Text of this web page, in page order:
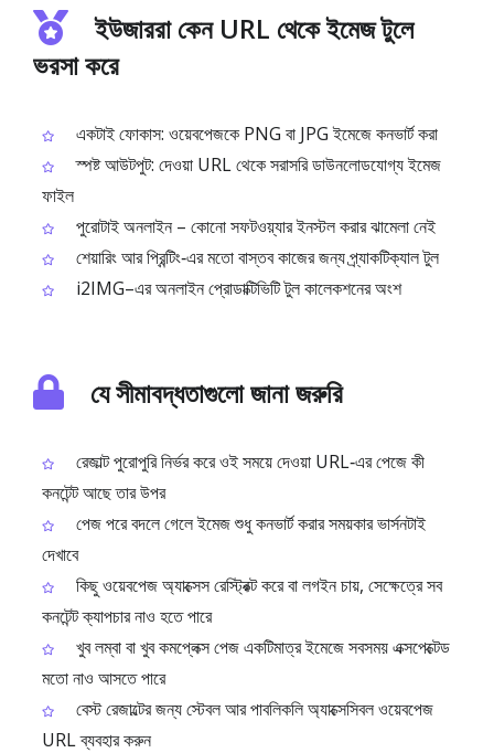
ইউজাররা কেন URL থেকে ইমেজ টুলে
ভরসা করে
একটাই ফোকাস: ওয়েবপেজকে PNG বা JPG ইমেজে কনভার্ট করা
স্পষ্ট আউটপুট: দেওয়া URL থেকে সরাসরি ডাউনলোডযোগ্য ইমেজ
ফাইল
পুরোটাই অনলাইন – কোনো সফটওয়্যার ইনস্টল করার ঝামেলা নেই
শেয়ারিং আর প্রিন্টিং‑এর মতো বাস্তব কাজের জন্য প্র্যাকটিক্যাল টুল
i2IMG–এর অনলাইন প্রোডাক্টিভিটি টুল কালেকশনের অংশ
যে সীমাবদ্ধতাগুলো জানা জরুরি
রেজাল্ট পুরোপুরি নির্ভর করে ওই সময়ে দেওয়া URL‑এর পেজে কী
কনটেন্ট আছে তার উপর
পেজ পরে বদলে গেলে ইমেজ শুধু কনভার্ট করার সময়কার ভার্সনটাই
দেখাবে
কিছু ওয়েবপেজ অ্যাক্সেস রেস্ট্রিক্ট করে বা লগইন চায়, সেক্ষেত্রে সব
কনটেন্ট ক্যাপচার নাও হতে পারে
খুব লম্বা বা খুব কমপ্লেক্স পেজ একটিমাত্র ইমেজে সবসময় এক্সপেক্টেড
মতো নাও আসতে পারে
বেস্ট রেজাল্টের জন্য স্টেবল আর পাবলিকলি অ্যাক্সেসিবল ওয়েবপেজ
URL ব্যবহার করুন